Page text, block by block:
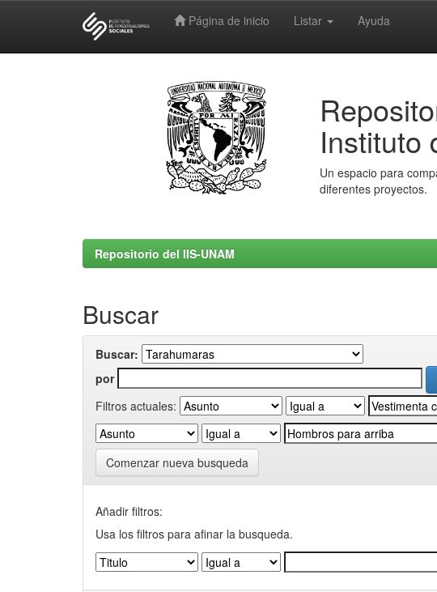
Página de inicio Listar Ayuda
Instituto
Un espacio para
diferentes proyectos.
Repositorio del IIS-UNAM
Buscar
Buscar:
por
Filtros actuales:
Comenzar nueva busqueda
Añadir filtros:
Usa los filtros para afinar la busqueda.